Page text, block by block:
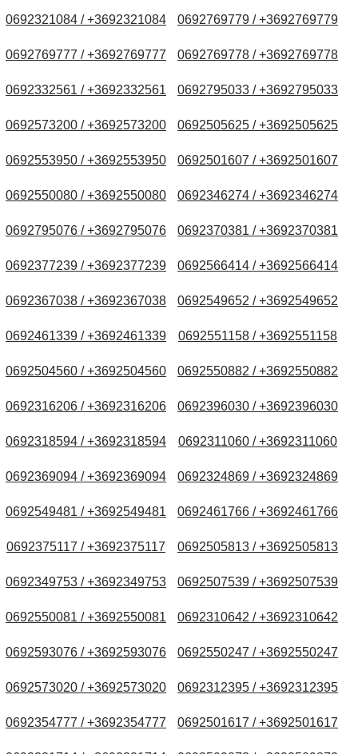
0692321084 / +3692321084 0692769779 / +3692769779
0692769777 / +3692769777 0692769778 / +3692769778
0692332561 / +3692332561 0692795033 / +3692795033
0692573200 / +3692573200 0692505625 / +3692505625
0692553950 / +3692553950 0692501607 / +3692501607
0692550080 / +3692550080 0692346274 / +3692346274
0692795076 / +3692795076 0692370381 / +3692370381
0692377239 / +3692377239 0692566414 / +3692566414
0692367038 / +3692367038 0692549652 / +3692549652
0692461339 / +3692461339 0692551158 / +3692551158
0692504560 / +3692504560 0692550882 / +3692550882
0692316206 / +3692316206 0692396030 / +3692396030
0692318594 / +3692318594 0692311060 / +3692311060
0692369094 / +3692369094 0692324869 / +3692324869
0692549481 / +3692549481 0692461766 / +3692461766
0692375117 / +3692375117 0692505813 / +3692505813
0692349753 / +3692349753 0692507539 / +3692507539
0692550081 / +3692550081 0692310642 / +3692310642
0692593076 / +3692593076 0692550247 / +3692550247
0692573020 / +3692573020 0692312395 / +3692312395
0692354777 / +3692354777 0692501617 / +3692501617